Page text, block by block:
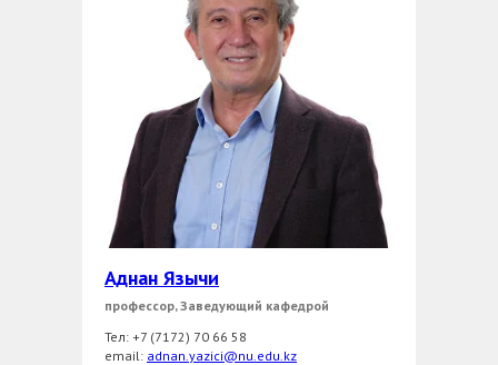
Аднан Язычи
профессор, Заведующий кафедрой
Тел: +7 (7172) 70 66 58
еmail: adnan.yazici@nu.edu.kz